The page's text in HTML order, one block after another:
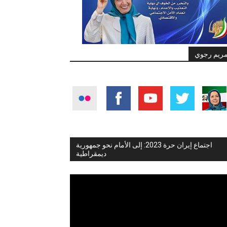
رجوي
اجتماع إيران حرة 2023: إلى الأمام نحو جمهورية
ديمقراطية